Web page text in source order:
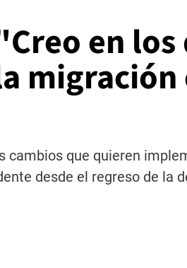
en
migración
cambios que quieren
desde el regreso de la